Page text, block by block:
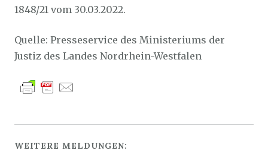
1848/21 vom 30.03.2022.
Quelle: Presseservice des Ministeriums der
Justiz des Landes Nordrhein-Westfalen
WEITERE MELDUNGEN: